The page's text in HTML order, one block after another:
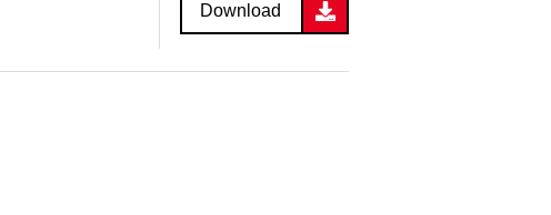
Download